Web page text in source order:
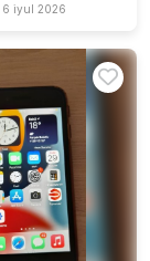
6 iyul 2026